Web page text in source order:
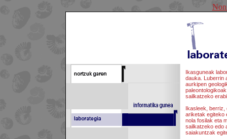
Ikasguneak
dauka. Luberrin
aurkipen
sailkatzeko
Ikasleek, berriz,
ariketak egiteko
nola fosilak eta
sailkatzeko edo
saiakuntzak